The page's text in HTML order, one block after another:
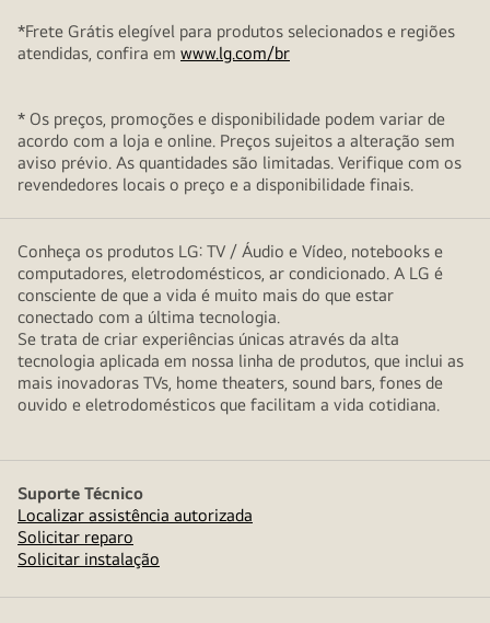
*Frete Grátis elegível para produtos selecionados e regiões
atendidas, confira em www.lg.com/br
* Os preços, promoções e disponibilidade podem variar de
acordo com a loja e online. Preços sujeitos a alteração sem
aviso prévio. As quantidades são limitadas. Verifique com os
revendedores locais o preço e a disponibilidade finais.
Conheça os produtos LG: TV / Áudio e Vídeo, notebooks e
computadores, eletrodomésticos, ar condicionado. A LG é
consciente de que a vida é muito mais do que estar
conectado com a última tecnologia.
Se trata de criar experiências únicas através da alta
tecnologia aplicada em nossa linha de produtos, que inclui as
mais inovadoras TVs, home theaters, sound bars, fones de
ouvido e eletrodomésticos que facilitam a vida cotidiana.
Suporte Técnico
Localizar assistência autorizada
Solicitar reparo
Solicitar instalação